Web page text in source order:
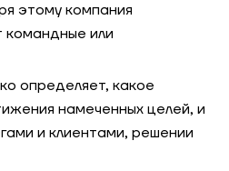
этому компания
командные или
определяет, какое
намеченных целей, и
и клиентами, решении